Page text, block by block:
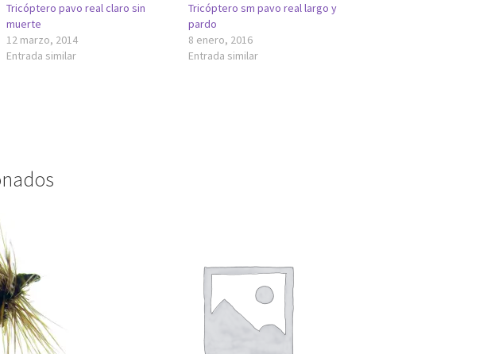
Tricóptero pavo real claro sin
muerte
12 marzo, 2014
Entrada similar
Tricóptero sm pavo real largo y
pardo
8 enero, 2016
Entrada similar